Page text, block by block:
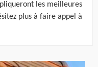
les meilleures
plus à faire appel à